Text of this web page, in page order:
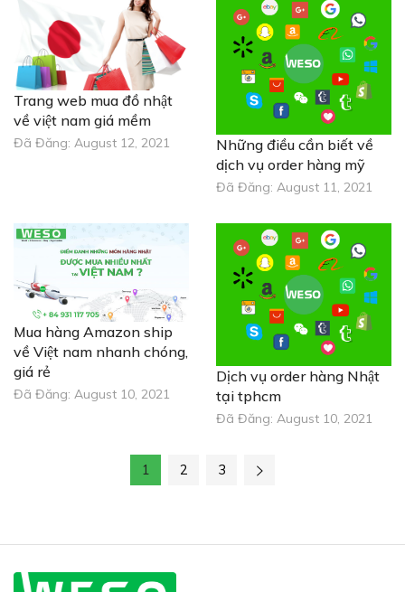
Trang web mua đồ nhật
về việt nam giá mềm
Đã Đăng: August 12, 2021
Những điều cần biết về
dịch vụ order hàng mỹ
Đã Đăng: August 11, 2021
Mua hàng Amazon ship
về Việt nam nhanh chóng,
giá rẻ
Đã Đăng: August 10, 2021
Dịch vụ order hàng Nhật
tại tphcm
Đã Đăng: August 10, 2021
1 2 3